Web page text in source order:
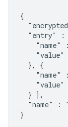
{
"entry" :
"name"
"value"
  }, {
"name"
"value"
  } ],
"name" :
}